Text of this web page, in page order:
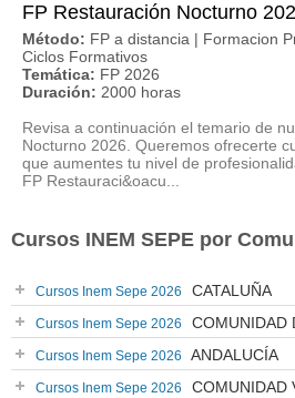
FP Restauración Nocturno
Método: FP a distancia | Formacion
Ciclos Formativos
Temática: FP 2026
Duración: 2000 horas
Revisa a continuación el temario de
Nocturno 2026. Queremos ofrecerte
que aumentes tu nivel de
FP Restauraci&oacu...
Cursos INEM SEPE por
Cursos Inem Sepe 2026 CATALUÑA
Cursos Inem Sepe 2026 COMUNIDAD
Cursos Inem Sepe 2026 ANDALUCÍA
Cursos Inem Sepe 2026 COMUNIDAD